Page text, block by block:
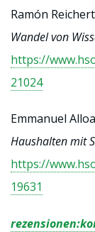
Ramón Reichert
Wandel von
https://
21024
Emmanuel
Haushalten mit
https://
19631